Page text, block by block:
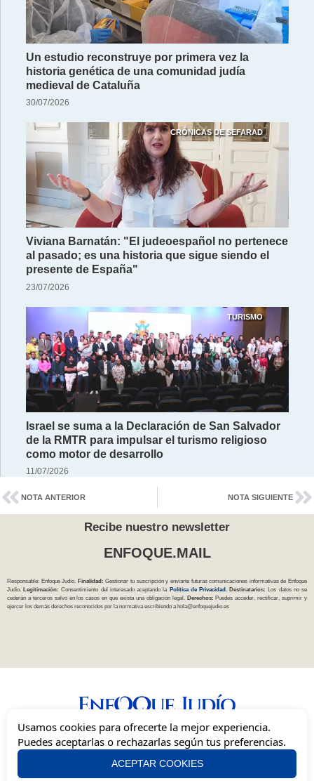
Un estudio reconstruye por primera vez la
historia genética de una comunidad judía
medieval de Cataluña
30/07/2026
CRÓNICAS DE SEFARAD
Viviana Barnatán: "El judeoespañol no pertenece
al pasado; es una historia que sigue siendo el
presente de España"
23/07/2026
TURISMO
Israel se suma a la Declaración de San Salvador
de la RMTR para impulsar el turismo religioso
como motor de desarrollo
11/07/2026
NOTA ANTERIOR NOTA SIGUIENTE
Recibe nuestro newsletter
ENFOQUE.MAIL
Responsable: Enfoque Judío. Finalidad: Gestionar tu suscripción y enviarte futuras comunicaciones informativas de Enfoque
Judío.
Legitimación: Consentimiento del interesado aceptando la Política de Privacidad Destinatarios:
Los datos no se
cederán a terceros salvo en los casos en que exista una obligación legal.
Derechos: Puedes acceder, rectificar, suprimir y
ejercer los demás derechos reconocidos por la normativa escribiendo a hola@enfoquejudio.es
Una mirada independiente, inclusiva y sionista del judaísmo en España.
Quienes SomosContactoRectificaciones
Usamos cookies para ofrecerte la mejor experiencia.
Puedes aceptarlas o rechazarlas según tus preferencias.
ACEPTAR COOKIES